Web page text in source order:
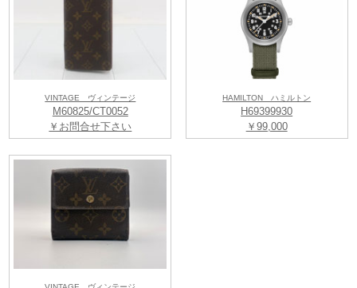
VINTAGE ヴィンテージ
M60825/CT0052
￥お問合せ下さい
HAMILTON ハミルトン
H69399930
￥99,000